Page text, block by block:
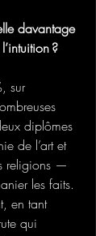
davantage
?
sur
diplômes
de l’art et
religions —
les faits.
en tant
qui